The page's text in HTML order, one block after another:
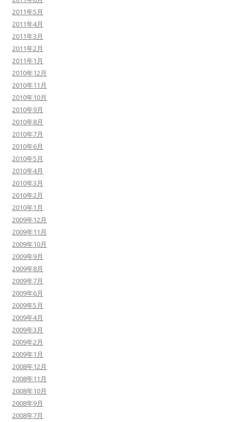
2011年5月
2011年4月
2011年3月
2011年2月
2011年1月
2010年12月
2010年11月
2010年10月
2010年9月
2010年8月
2010年7月
2010年6月
2010年5月
2010年4月
2010年3月
2010年2月
2010年1月
2009年12月
2009年11月
2009年10月
2009年9月
2009年8月
2009年7月
2009年6月
2009年5月
2009年4月
2009年3月
2009年2月
2009年1月
2008年12月
2008年11月
2008年10月
2008年9月
2008年7月